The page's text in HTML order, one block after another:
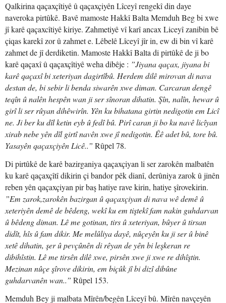
Qalkirina qaçaxçîtiyê û qaçaxçiyên Lîceyî rengekî din daye
naveroka pirtûkê. Bavê mamoste Hakkî Balta Memduh Beg bi xwe
jî karê qaçaxcîtiyê kiriye. Zahmetiyê vî karî ancax Liceyî zanibin bê
çiqas karekî zor û zahmet e. Lêbelê Lîceyî jîr in, ew di bin vî karê
zahmet de jî derdiketin. Mamoste Hakkî Balta di pirtûkê de ji bo
karê qaçaxî û qaçaxçîtiyê weha dibêje : ”Jiyana qaçax, jiyana bi
karê qaçaxî bi xeteriyan dagirtîbû. Herdem dilê mirovan di nava
destan de, bi sebir li benda siwarên xwe diman. Carcaran dengê
teqîn û nalên hespên wan ji ser sînoran dihatin. Şîn, nalîn, hewar û
girî li ser rûyan dihêwirîn. Yên ku bihatana girtin nedigotin em Licî
ne. Ji ber ku dîl ketin eyb û fedî bû. Pirî caran ji bo ku navê licîyan
xirab nebe yên dîl girtî navên xwe jî nedigotin. Êê adet bû, tore bû.
Yasayên qaçaxçiyên Licê..” Rûpel 78.
Di pirtûkê de karê bazirganiya qaçaxçiyan li ser zarokên malbatên
ku karê qaçaxçîtî dikirin çi bandor pêk dianî, derûniya zarok û jinên
reben yên qaçaxçiyan pir baş hatiye rave kirin, hatiye şîrovekirin.
”Em zarok,zarokên bazirgan û qaçaxçiyan di nava wê demê û
xeteriyên demê de bêdeng, wekî ku em tiştekî fam nakin guhdarvan
û bêdeng diman. Lê me gotinan, tirs û xeteriyan, bûyer û tirsan
didît, hîs û fam dikir. Me melûliya dayê, nûçeyên ku ji ser û binê
xetê dihatin, şer û pevçûnên di rêyan de yên bi leşkeran re
dibihîstin. Lê me tirsên dilê xwe, pirsên xwe ji xwe re dihîştin.
Mezinan nûçe şîrove dikirin, em biçûk jî bi dizî dibûne
guhdarvanên wan..” Rûpel 153.
Memduh Bey ji malbata Mîrên/begên Lîceyî bû. Mîrên navçeyên